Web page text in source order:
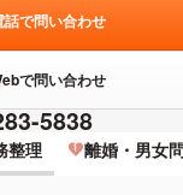
話で問い合わせ
で問い合わせ
5838
整理 離婚・男女